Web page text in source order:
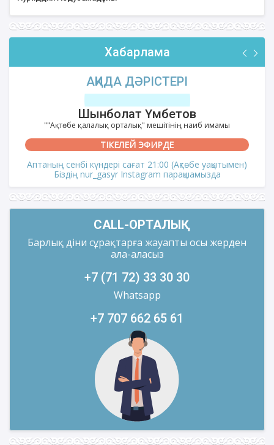
Хабарлама
АҚИДА ДӘРІСТЕРІ
Шынболат Үмбетов
""Ақтөбе қалалық орталық" мешітінің наиб имамы
ТІКЕЛЕЙ ЭФИРДЕ
Аптаның сенбі күндері сағат 21:00 (Ақтөбе уақытымен)
Біздің nur_gasyr Instagram парақшамызда
CALL-ОРТАЛЫҚ
Барлық діни сұрақтарға жауапты осы жерден
ала-аласыз
+7 (71 72) 33 30 30
Whatsapp
+7 707 662 65 61